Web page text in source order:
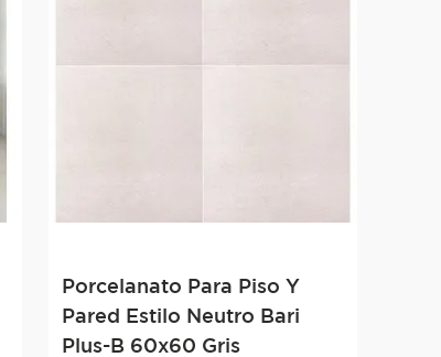
Porcelanato Para Piso Y
Pared Estilo Neutro Bari
Plus-B 60x60 Gris